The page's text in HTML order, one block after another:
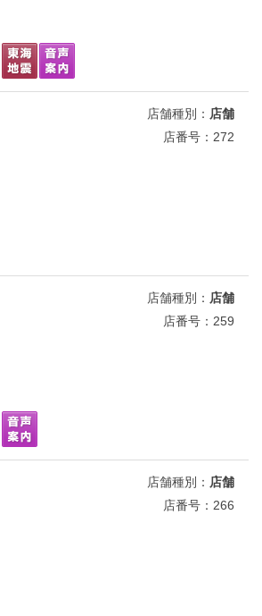
店舗種別： 店舗
店番号：272
店舗種別： 店舗
店番号：259
店舗種別： 店舗
店番号：266